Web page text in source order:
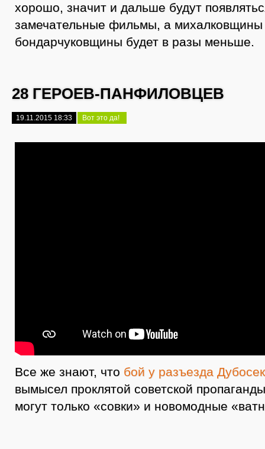
хорошо, значит и дальше будут
замечательные фильмы, а михалковщины
бондарчуковщины будет в разы меньше.
28 ГЕРОЕВ-ПАНФИЛОВЦЕВ
19.11.2015 18:33 Вот это да!
Все же знают, что бой у разъезда
вымысел проклятой советской
могут только «совки» и новомодные